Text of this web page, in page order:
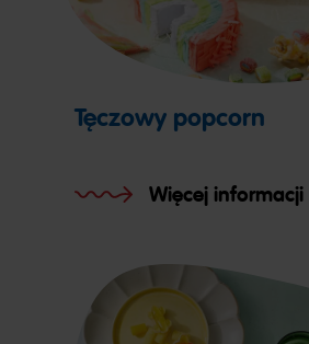
Tęczowy popcorn
Więcej informacji